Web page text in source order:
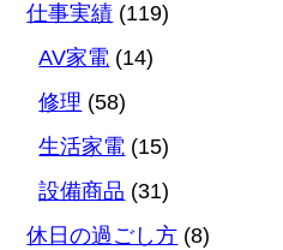
仕事実績 (119)
AV家電 (14)
修理 (58)
生活家電 (15)
設備商品 (31)
休日の過ごし方 (8)